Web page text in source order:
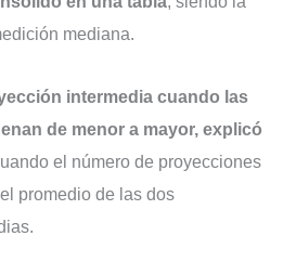
mediana.
intermedia cuando las
de menor a mayor, explicó
el número de proyecciones
promedio de las dos